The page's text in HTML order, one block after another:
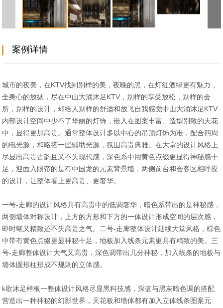
案例详情
城市的夜美，在KTV找到别样的美，夜晚的黑，在灯红酒绿更有魅力，
全身心的放纵，尽在中山大涌沐足KTV，别样的享受放松，别样的会
所，别样的设计，却给人别样的舒适和放飞自我感觉中山大涌沐足KTV
内部设计空间中少不了华丽的灯饰，嵌入在图案丰富、造型别致的天花
中，显得更加高贵。通常整体设计多以中心的吊顶灯饰为准，配合四周
的电光源，和略搭一些辅助光源，氛围高贵典雅。在大堂的设计风格上
尽显出高贵古韵且又不失现代感，深色系中用黄色点缀更显得神秘感十
足，迎面入眼帘的是有中国龙的元素背景墙，两侧前台和会客区相呼应
的设计，让整体看上更高贵、更奢华。
一号-走廊的设计风格具有高贵中的低调奢华，暗色系带出的是神秘感，
两侧墙体对称设计，上方的方形和下方的一体设计形成空间的层次感，
即时髦又精致还不失高贵之气。二号-走廊整体设计延续大堂风格，棕色
中带有黄色点缀更显神秘十足，地板加入线条元素更具有精致的美。三
号-走廊整体设计大气又高贵，深色调带出几分神秘，加入线条的地板与
墙体圆形柱形成不规则的立体感。
k歌沐足样板一整体设计风格尽显黑科技感，深蓝与黑灰暗色调的搭配
营造出一种神秘的幻影世界，天花板和墙体都有加入立体线条图案元